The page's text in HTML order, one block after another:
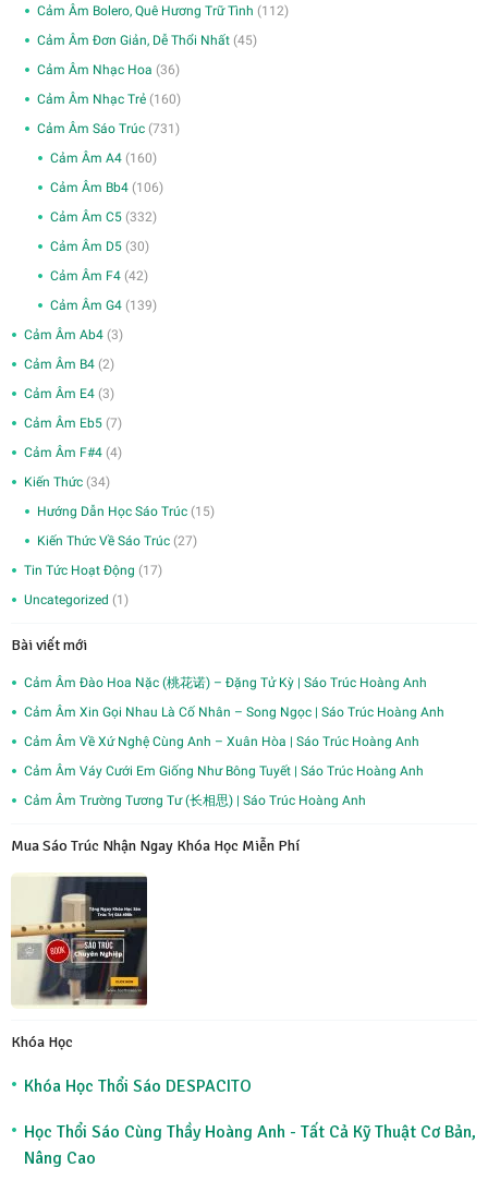
Cảm Âm Bolero, Quê Hương Trữ Tình (112)
Cảm Âm Đơn Giản, Dễ Thổi Nhất (45)
Cảm Âm Nhạc Hoa (36)
Cảm Âm Nhạc Trẻ (160)
Cảm Âm Sáo Trúc (731)
Cảm Âm A4 (160)
Cảm Âm Bb4 (106)
Cảm Âm C5 (332)
Cảm Âm D5 (30)
Cảm Âm F4 (42)
Cảm Âm G4 (139)
Cảm Âm Ab4 (3)
Cảm Âm B4 (2)
Cảm Âm E4 (3)
Cảm Âm Eb5 (7)
Cảm Âm F#4 (4)
Kiến Thức (34)
Hướng Dẫn Học Sáo Trúc (15)
Kiến Thức Về Sáo Trúc (27)
Tin Tức Hoạt Động (17)
Uncategorized (1)
Bài viết mới
Cảm Âm Đào Hoa Nặc (桃花诺) – Đặng Tử Kỳ | Sáo Trúc Hoàng Anh
Cảm Âm Xin Gọi Nhau Là Cố Nhân – Song Ngọc | Sáo Trúc Hoàng Anh
Cảm Âm Về Xứ Nghệ Cùng Anh – Xuân Hòa | Sáo Trúc Hoàng Anh
Cảm Âm Váy Cưới Em Giống Như Bông Tuyết | Sáo Trúc Hoàng Anh
Cảm Âm Trường Tương Tư (长相思) | Sáo Trúc Hoàng Anh
Mua Sáo Trúc Nhận Ngay Khóa Học Miễn Phí
Khóa Học
Khóa Học Thổi Sáo DESPACITO
Học Thổi Sáo Cùng Thầy Hoàng Anh - Tất Cả Kỹ Thuật Cơ Bản,
Nâng Cao